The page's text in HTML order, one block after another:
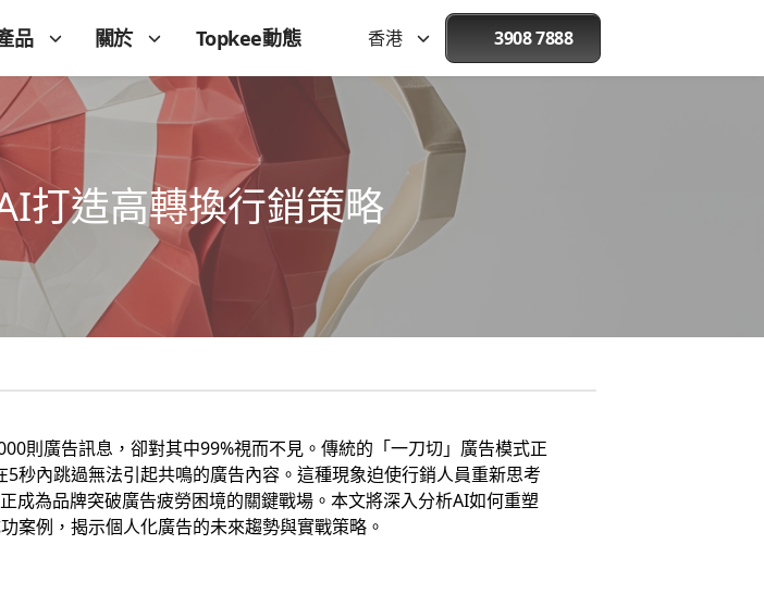
品 關於 Topkee動態 香港 3908 7888
打造高轉換行銷策略
則廣告訊息，卻對其中99%視而不見。傳統的「一刀切」廣告模式正
秒內跳過無法引起共鳴的廣告內容。這種現象迫使行銷人員重新思考
成為品牌突破廣告疲勞困境的關鍵戰場。本文將深入分析AI如何重塑
案例，揭示個人化廣告的未來趨勢與實戰策略。